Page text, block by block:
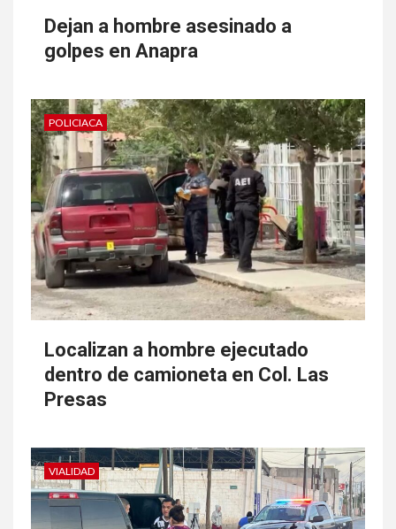
Dejan a hombre asesinado a
golpes en Anapra
POLICIACA
Localizan a hombre ejecutado
dentro de camioneta en Col. Las
Presas
VIALIDAD